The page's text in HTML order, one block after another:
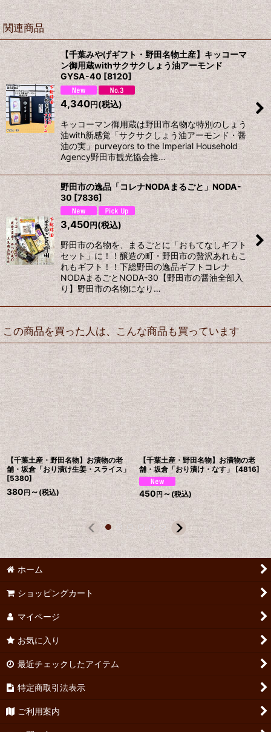
関連商品
【千葉みやげギフト・野田名物土産】キッコーマ
ン御用蔵withサクサクしょう油アーモンド
GYSA-40 [8120]
4,340円(税込)
キッコーマン御用蔵は野田市名物な特別のしょう
油with新感覚「サクサクしょう油アーモンド・醤
油の実」purveyors to the Imperial Household
Agency野田市観光協会推…
野田市の逸品「コレナNODAまるごと」NODA-
30 [7836]
3,450円(税込)
野田市の名物を、まるごとに「おもてなしギフト
セット」に！！醸造の町・野田市の贅沢あれもこ
れもギフト！！下総野田の逸品ギフトコレナ
NODAまるごとNODA-30【野田市の醤油全部入
り】野田市の名物になり…
この商品を買った人は、こんな商品も買っています
【千葉土産・野田名物】お漬物の老
舗・坂倉「おり漬け生姜・スライス」
[5380]
380 円 ～(税込)
【千葉土産・野田名物】お漬物の老
舗・坂倉「おり漬け・なす」
[4816]
450 円～ (税込)
ホーム
ショッピングカート
マイページ
お気に入り
最近チェックしたアイテム
特定商取引法表示
ご利用案内